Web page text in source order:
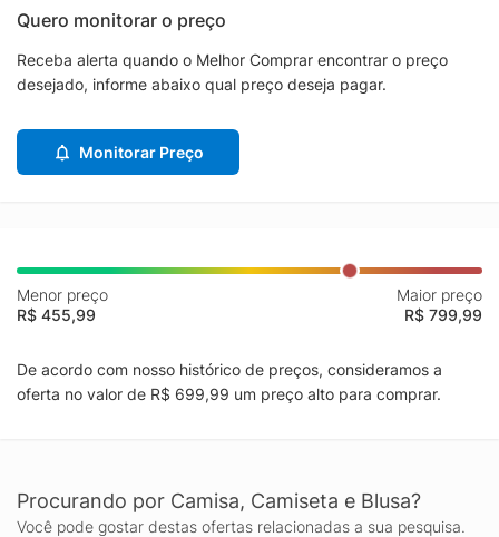
Quero monitorar o preço
Receba alerta quando o Melhor Comprar encontrar o preço
desejado, informe abaixo qual preço deseja pagar.
Monitorar Preço
Menor preço
R$ 455,99
Maior preço
R$ 799,99
De acordo com nosso histórico de preços, consideramos a
oferta no valor de R$ 699,99 um preço alto para comprar.
Procurando por Camisa, Camiseta e Blusa?
Você pode gostar destas ofertas relacionadas a sua pesquisa.